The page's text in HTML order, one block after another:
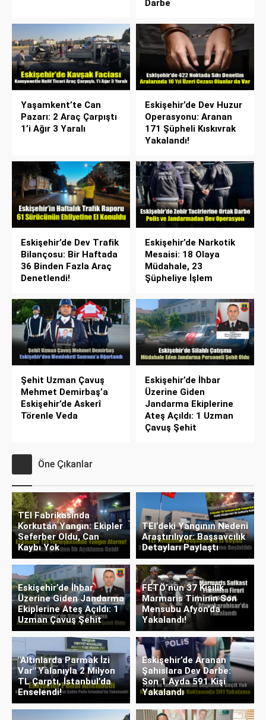
Darbe
Yaşamkent’te Can
Pazarı: 2 Araç Çarpıştı
1’i Ağır 3 Yaralı
Eskişehir’de Dev Huzur
Operasyonu: Aranan
171 Şüpheli Kıskıvrak
Yakalandı!
Eskişehir’de Dev Trafik
Bilançosu: Bir Haftada
36 Binden Fazla Araç
Denetlendi!
Eskişehir’de Narkotik
Mesaisi: 18 Olaya
Müdahale, 23
Şüpheliye İşlem
Şehit Uzman Çavuş
Mehmet Demirbaş’a
Eskişehir’de Askerî
Törenle Veda
Eskişehir’de İhbar
Üzerine Giden
Jandarma Ekiplerine
Ateş Açıldı: 1 Uzman
Çavuş Şehit
Öne Çıkanlar
TEI Fabrikasında
Korkutan Yangın: Ekipler
Seferber Oldu, Can
Kaybı Yok
TEI’deki Yangının Nedeni
Araştırılıyor: Başsavcılık
Detayları Paylaştı
Eskişehir’de İhbar
Üzerine Giden Jandarma
Ekiplerine Ateş Açıldı: 1
Uzman Çavuş Şehit
FETÖ’nün 37 Kişilik
Marmaris Timinin Son
Mensubu Afyon’da
Yakalandı!
"Altınlarda Parmak İzi
Var" Yalanıyla 2 Milyon
TL Çarptı, İstanbul’da
Enselendi!
Eskişehir’de Aranan
Şahıslara Dev Darbe:
Son 1 Ayda 591 Kişi
Yakalandı